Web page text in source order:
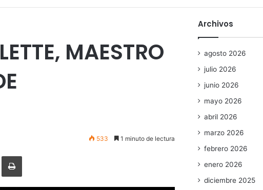
MAESTRO
533 1 minuto de lectura
vía email Imprimir
Archivos
agosto 2026
julio 2026
junio 2026
mayo 2026
abril 2026
marzo 2026
febrero 2026
enero 2026
diciembre 2025